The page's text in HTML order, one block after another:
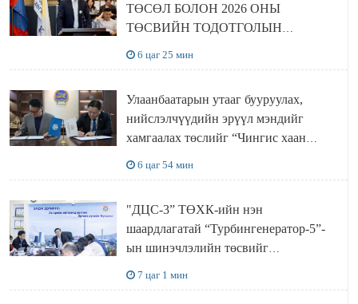
ТӨСӨЛ БОЛОН 2026 ОНЫ
ТӨСВИЙН ТОДОТГОЛЫН
6 цаг 25 мин
Улаанбаатарын утааг бууруулах,
нийслэлчүүдийн эрүүл мэндийг
хамгаалах төслийг “Чингис хаан
6 цаг 54 мин
"ДЦС-3” ТӨХК-ийн нэн
шаардлагатай “Турбингенератор-5”-
ын шинэчлэлийн төсвийг
7 цаг 1 мин